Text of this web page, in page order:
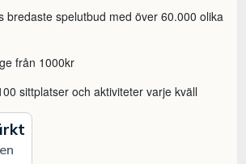
bredaste spelutbud med över 60.000 olika
från 1000kr
sittplatser och aktiviteter varje kväll